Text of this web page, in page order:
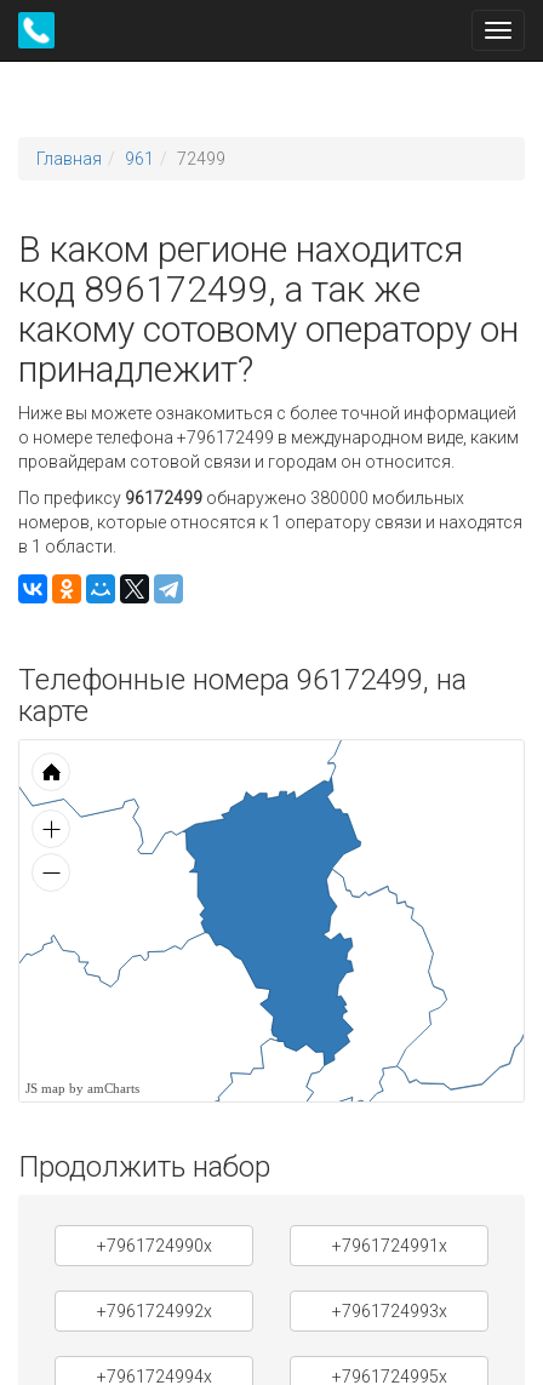
Главная 961 72499
В каком регионе находится
код 896172499, а так же
какому сотовому оператору он
принадлежит?
Ниже вы можете ознакомиться с более точной информацией
о номере телефона +796172499 в международном виде, каким
провайдерам сотовой связи и городам он относится.
По префиксу 96172499 обнаружено 380000 мобильных
номеров, которые относятся к 1 оператору связи и находятся
в 1 области.
Телефонные номера 96172499, на
карте
JS map by amCharts
Продолжить набор
+7961724990x +7961724991x
+7961724992x +7961724993x
+7961724994x +7961724995x